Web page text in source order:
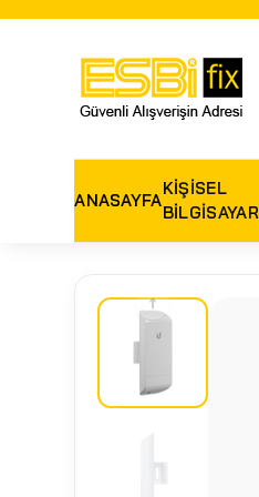
ANASAYFA
KIŞISEL
BILGISAYAR
↑